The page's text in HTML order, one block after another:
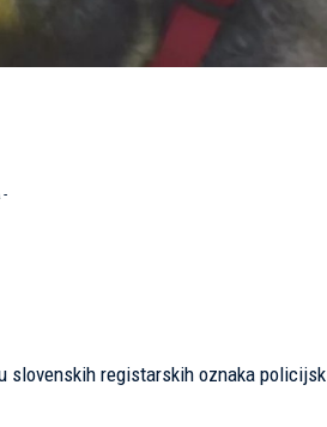
-
slovenskih registarskih oznaka